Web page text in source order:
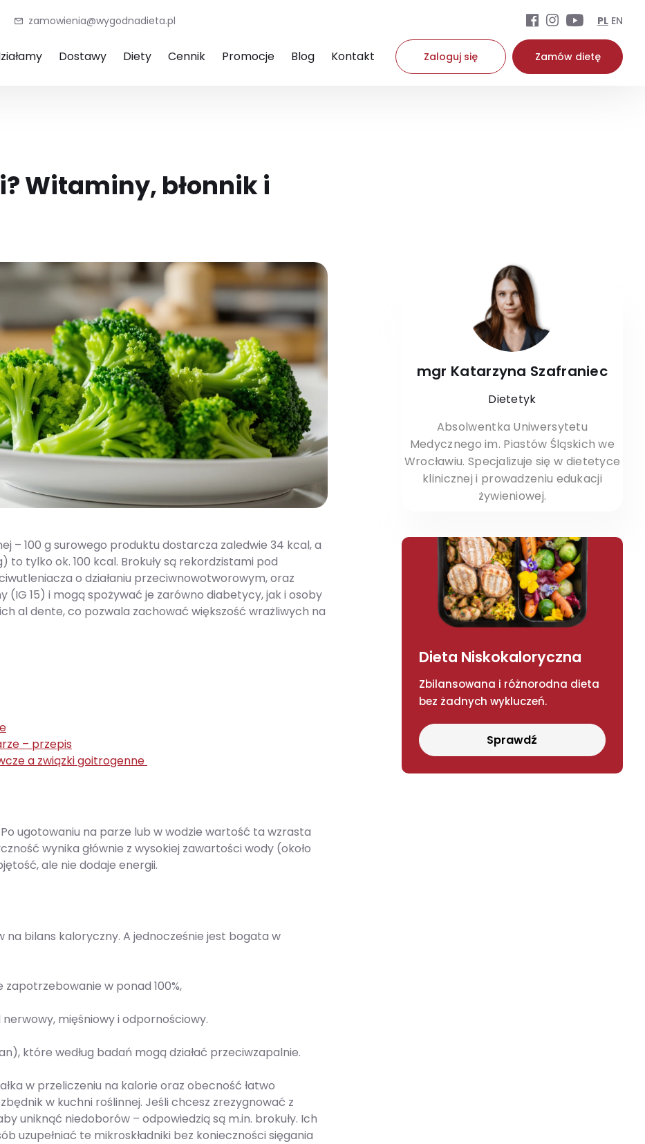
zamowienia@wygodnadieta.pl PL EN
Dostawy Diety Cennik Promocje Blog Kontakt Zaloguj się Zamów dietę
Witaminy, błonnik i
mgr Katarzyna Szafraniec
Dietetyk
Absolwentka Uniwersytetu
Medycznego im. Piastów Śląskich we
Wrocławiu. Specjalizuje się w dietetyce
klinicznej i prowadzeniu edukacji
żywieniowej.
– 100 g surowego produktu dostarcza zaledwie 34 kcal, a
to tylko ok. 100 kcal. Brokuły są rekordzistami pod
o działaniu przeciwnowotworowym, oraz
(IG 15) i mogą spożywać je zarówno diabetycy, jak i osoby
al dente, co pozwala zachować większość wrażliwych na
– przepis
a związki goitrogenne
ugotowaniu na parze lub w wodzie wartość ta wzrasta
wynika głównie z wysokiej zawartości wody (około
ale nie dodaje energii.
na bilans kaloryczny. A jednocześnie jest bogata w
w ponad 100%,
mięśniowy i odpornościowy.
które według badań mogą działać przeciwzapalnie.
w przeliczeniu na kalorie oraz obecność łatwo
w kuchni roślinnej. Jeśli chcesz zrezygnować z
uniknąć niedoborów – odpowiedzią są m.in. brokuły. Ich
uzupełniać te mikroskładniki bez konieczności sięgania
Dieta Niskokaloryczna
Zbilansowana i różnorodna dieta
bez żadnych wykluczeń.
Sprawdź